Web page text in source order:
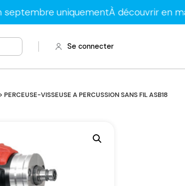
uniquementÀ découvrir en magasin :
Se connecter
> PERCEUSE-VISSEUSE A PERCUSSION SANS FIL ASB18